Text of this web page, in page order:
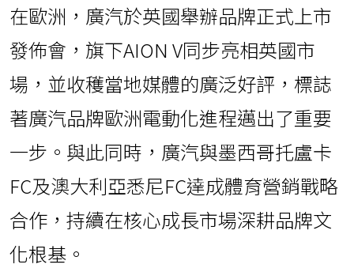
在歐洲，廣汽於英國舉辦品牌正式上市
發佈會，旗下AION V同步亮相英國市
場，並收穫當地媒體的廣泛好評，標誌
著廣汽品牌歐洲電動化進程邁出了重要
一步。與此同時，廣汽與墨西哥托盧卡
FC及澳大利亞悉尼FC達成體育營銷戰略
合作，持續在核心成長市場深耕品牌文
化根基。